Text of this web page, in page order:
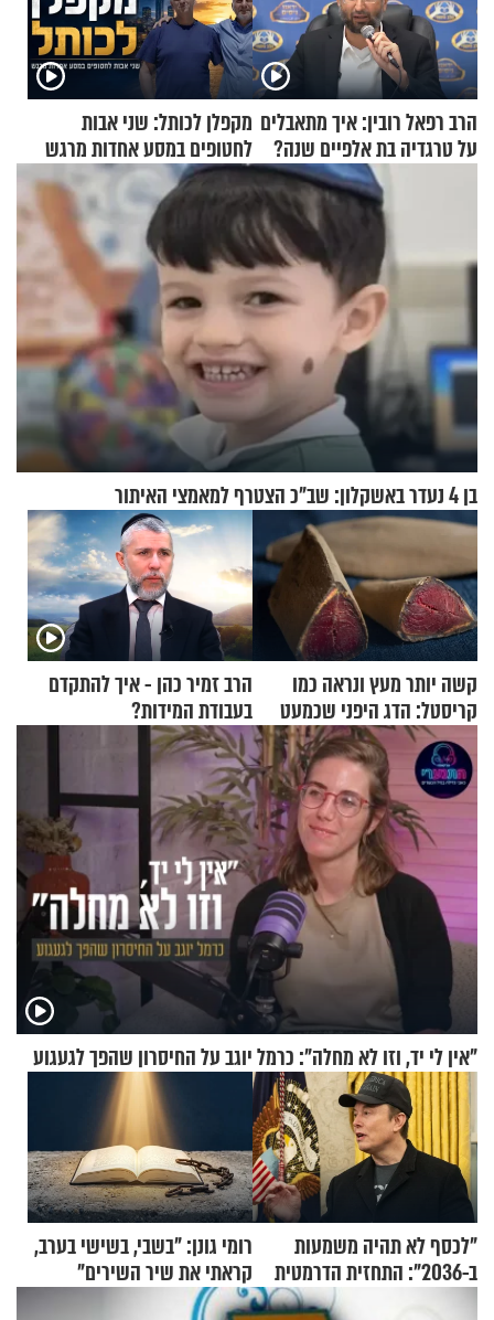
הרב רפאל רובין: איך מתאבלים
על טרגדיה בת אלפיים שנה?
מקפלן לכותל: שני אבות
לחטופים במסע אחדות מרגש
בן 4 נעדר באשקלון: שב"כ הצטרף למאמצי האיתור
קשה יותר מעץ ונראה כמו
קריסטל: הדג היפני שכמעט
בלתי אפשרי לחתוך
הרב זמיר כהן - איך להתקדם
בעבודת המידות?
"אין לי יד, וזו לא מחלה": כרמל יוגב על החיסרון שהפך לגעגוע
"לכסף לא תהיה משמעות
ב-2036": התחזית הדרמטית
של אילון מאסק על עתיד
רומי גונן: "בשבי, בשישי בערב,
קראתי את שיר השירים"